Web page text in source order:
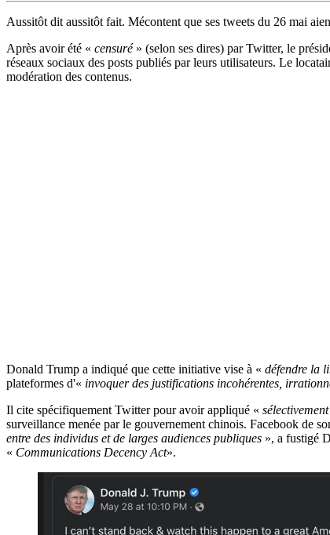
Aussitôt dit aussitôt fait. Mécontent que ses tweets du 26 mai
Après avoir été « censuré» (selon ses dires) par Twitter, le
réseaux sociaux des posts publiés par leurs utilisateurs. Le
modération des contenus.
Donald Trump a indiqué que cette initiative vise à « défendre la
plateformes d'« invoquer des justifications incohérentes,
Il cite spécifiquement Twitter pour avoir appliqué « sélectivement
surveillance menée par le gouvernement chinois. Facebook de
entre des individus et de larges audiences publiques », a fustigé
« Communications Decency Act».